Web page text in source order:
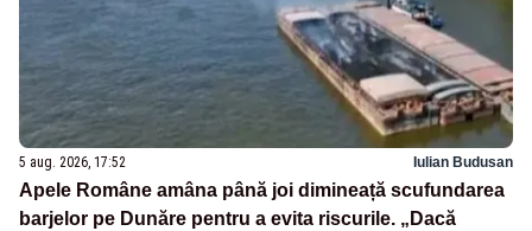
5 aug. 2026, 17:52 Iulian Budusan
Apele Române amâna până joi dimineață scufundarea
barjelor pe Dunăre pentru a evita riscurile. „Dacă